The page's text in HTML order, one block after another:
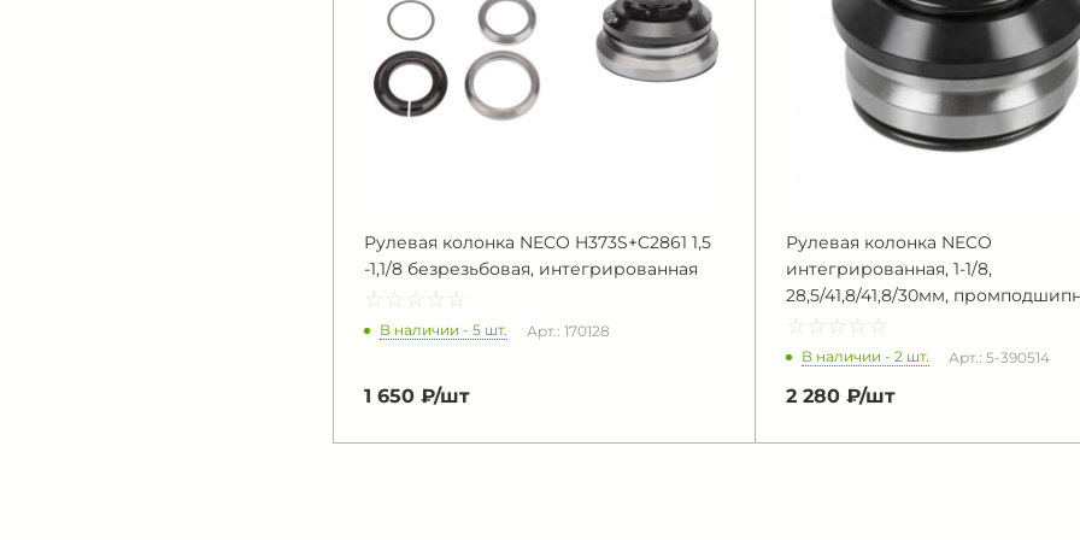
Рулевая колонка NECO H373S+C2861 1,5
-1,1/8 безрезьбовая, интегрированная
☆ ☆ ☆ ☆ ☆
★ ★ ★ ★ ★
В наличии - 5 шт. Арт.: 170128
1 650 ₽/шт
Рулевая колонка NECO
интегрированная, 1-1/8,
28,5/41,8/41,8/30мм,
☆ ☆ ☆ ☆ ☆
★ ★ ★ ★ ★
В наличии - 2 шт. Арт.: 5-390514
2 280 ₽/шт